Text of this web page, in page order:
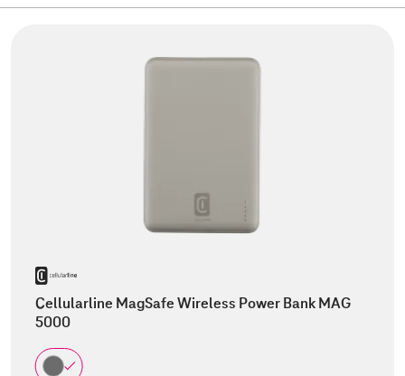
Cellularline MagSafe Wireless Power Bank MAG
5000